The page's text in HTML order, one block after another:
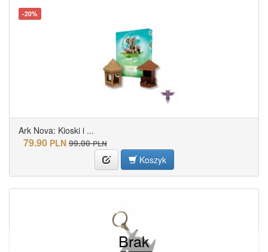
-20%
Ark Nova: Kioski i ...
79.90 PLN 99.00 PLN
Koszyk
Brak